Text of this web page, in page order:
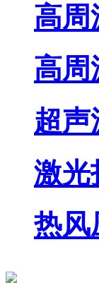
高周
高周
超声
激光
热风